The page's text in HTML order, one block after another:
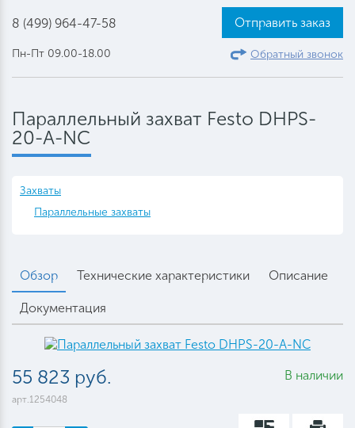
8 (499) 964-47-58
Пн-Пт 09.00-18.00
Отправить заказ
Обратный звонок
Параллельный захват Festo DHPS-
20-A-NC
Захваты
Параллельные захваты
Обзор Технические характеристики Описание
Документация
55 823 руб.
арт.1254048
В наличии